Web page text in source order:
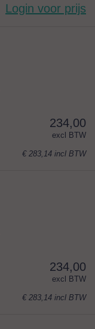
Login voor prijs
234,00
excl BTW
€ 283,14 incl BTW
234,00
excl BTW
€ 283,14 incl BTW